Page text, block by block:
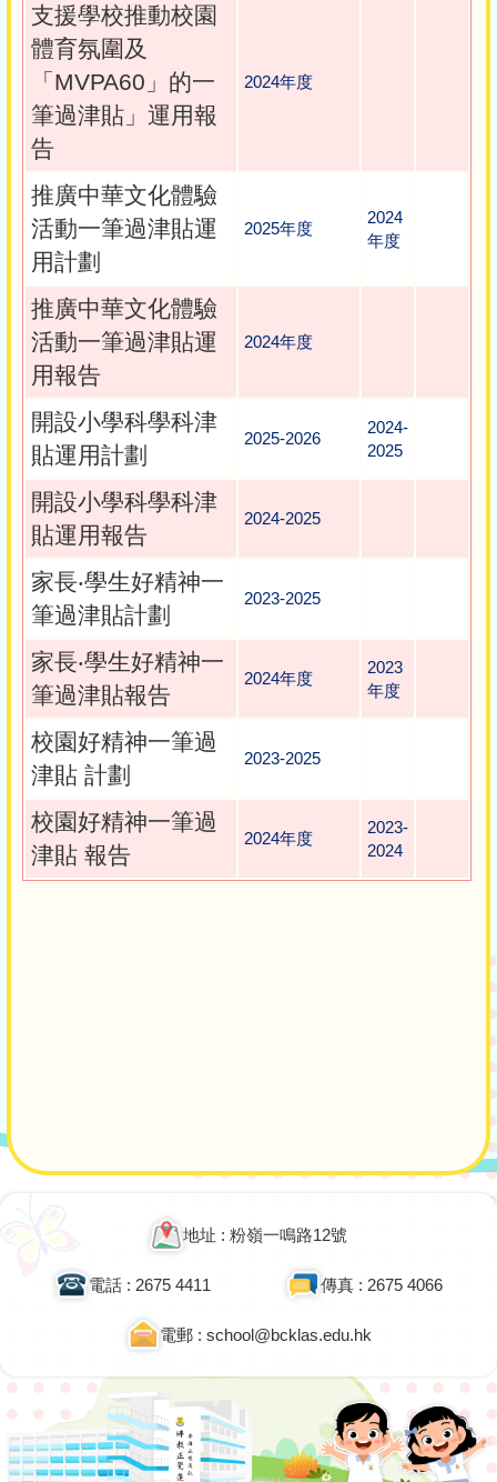
支援學校推動校園
體育氛圍及
「MVPA60」的一
筆過津貼」運用報
告
2024年度
推廣中華文化體驗
活動一筆過津貼運
用計劃
2025年度
2024
年度
推廣中華文化體驗
活動一筆過津貼運
用報告
2024年度
開設小學科學科津
貼運用計劃
2025-2026
2024-
2025
開設小學科學科津
貼運用報告
2024-2025
家長‧學生好精神一
筆過津貼計劃
2023-2025
家長‧學生好精神一
筆過津貼報告
2024年度
2023
年度
校園好精神一筆過
津貼 計劃
2023-2025
校園好精神一筆過
津貼 報告
2024年度
2023-
2024
地址 : 粉嶺一鳴路12號
電話 : 2675 4411 傳真 : 2675 4066
電郵 : school@bcklas.edu.hk